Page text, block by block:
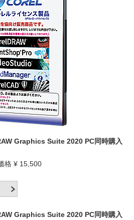
Graphics Suite 2020 PC同時購入
格 ¥ 15,500
Graphics Suite 2020 PC同時購入